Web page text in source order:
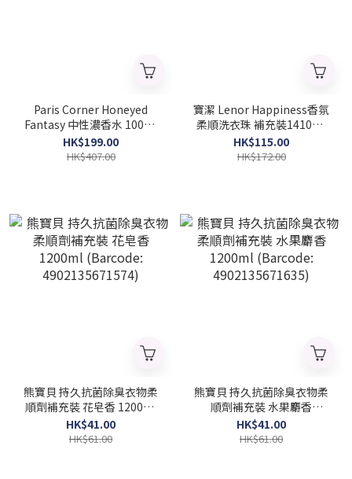
Paris Corner Honeyed
Fantasy 中性濃香水 100ml
(Barcode: 6298750137969)
HK$199.00
HK$407.00
寶潔 Lenor Happiness香氛
柔順洗衣珠 補充裝1410ml
玫瑰花香 (Barcode:
4987176242259)
HK$115.00
HK$172.00
熊寶貝 持久抗菌除臭衣物柔
順劑補充裝 花皂香 1200ml
(Barcode: 4902135671574)
HK$41.00
HK$61.00
熊寶貝 持久抗菌除臭衣物柔
順劑補充裝 水果麝香
1200ml (Barcode:
4902135671635)
HK$41.00
HK$61.00